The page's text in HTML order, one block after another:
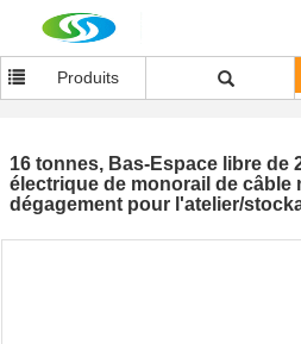
Produits
16 tonnes, Bas-Espace libre de
électrique de monorail de câble
dégagement pour l'atelier/